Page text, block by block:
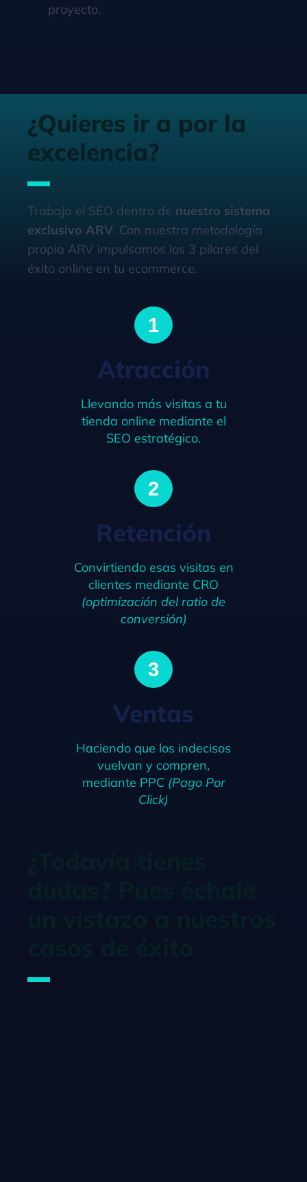
proyecto.
¿Quieres ir a por la
excelencia?
Trabaja el SEO dentro de nuestro sistema
exclusivo ARV. Con nuestra metodología
propia ARV impulsamos los 3 pilares del
éxito online en tu ecommerce.
1
Atracción
Llevando más visitas a tu
tienda online mediante el
SEO estratégico.
2
Retención
Convirtiendo esas visitas en
clientes mediante CRO
(optimización del ratio de
conversión)
3
Ventas
Haciendo que los indecisos
vuelvan y compren,
mediante PPC (Pago Por
Click)